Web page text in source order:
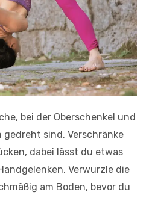
bei der Oberschenkel und
sind. Verschränke
dabei lässt du etwas
Verwurzle die
am Boden, bevor du